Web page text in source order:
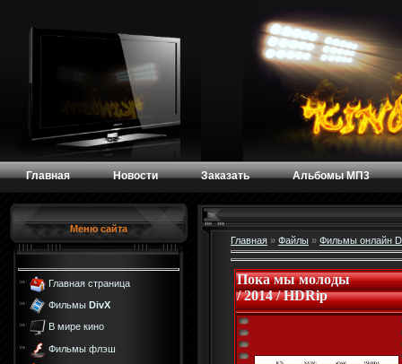
Главная Новости Заказать Альбомы МП3
Меню сайта
Главная страница
Фильмы DivX
В мире кино
Фильмы флэш
Главная » Файлы » Фильмы онлайн
Пока мы молоды
/ 2014 / HDRip